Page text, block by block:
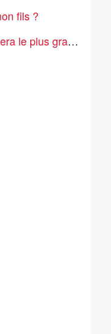
fils ?
de la télé-réalité ?